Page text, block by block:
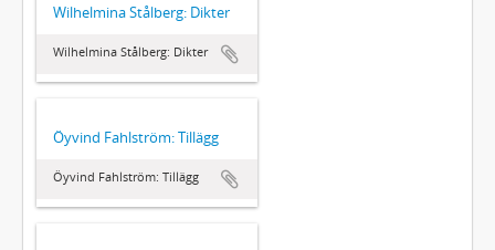
Wilhelmina Stålberg: Dikter
Wilhelmina Stålberg: Dikter
Öyvind Fahlström: Tillägg
Öyvind Fahlström: Tillägg